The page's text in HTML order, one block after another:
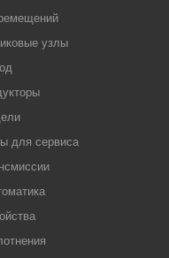
узлы
для сервиса